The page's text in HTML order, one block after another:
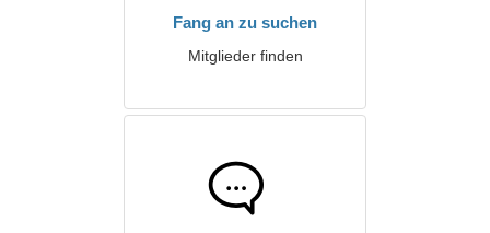
Fang an zu suchen
Mitglieder finden